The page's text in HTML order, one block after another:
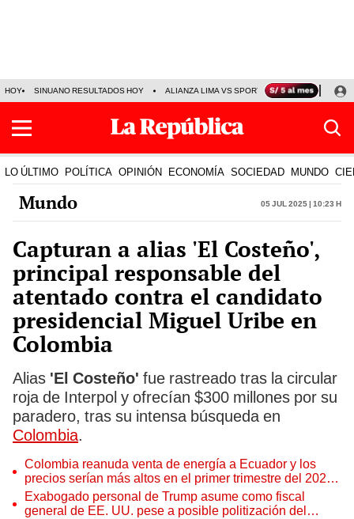
HOY SINUANO RESULTADOS HOY ALIANZA LIMA VS SPORT BOYS JORGE
LO ÚLTIMO POLÍTICA OPINIÓN ECONOMÍA SOCIEDAD MUNDO
Mundo 05 Jul 2025 | 10:23 h
Capturan a alias 'El Costeño',
principal responsable del
atentado contra el candidato
presidencial Miguel Uribe en
Colombia
Alias 'El Costeño' fue rastreado tras la circular
roja de Interpol y ofrecían $300 millones por su
paradero, tras su intensa búsqueda en
Colombia.
Colombia reanuda venta de energía a Ecuador y los
precios serían más altos en el primer trimestre del 2027,
según Cenace
Exabogado personal de Trump asume como fiscal
general de EE. UU. pese a posible politización del